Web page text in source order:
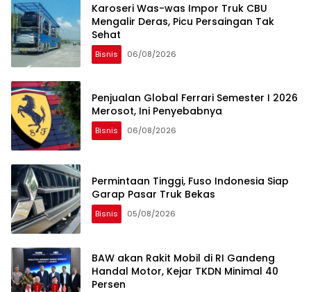
Karoseri Was-was Impor Truk CBU
Mengalir Deras, Picu Persaingan Tak
Sehat
Bisnis 06/08/2026
Penjualan Global Ferrari Semester I 2026
Merosot, Ini Penyebabnya
Bisnis 06/08/2026
Permintaan Tinggi, Fuso Indonesia Siap
Garap Pasar Truk Bekas
Bisnis 05/08/2026
BAW akan Rakit Mobil di RI Gandeng
Handal Motor, Kejar TKDN Minimal 40
Persen